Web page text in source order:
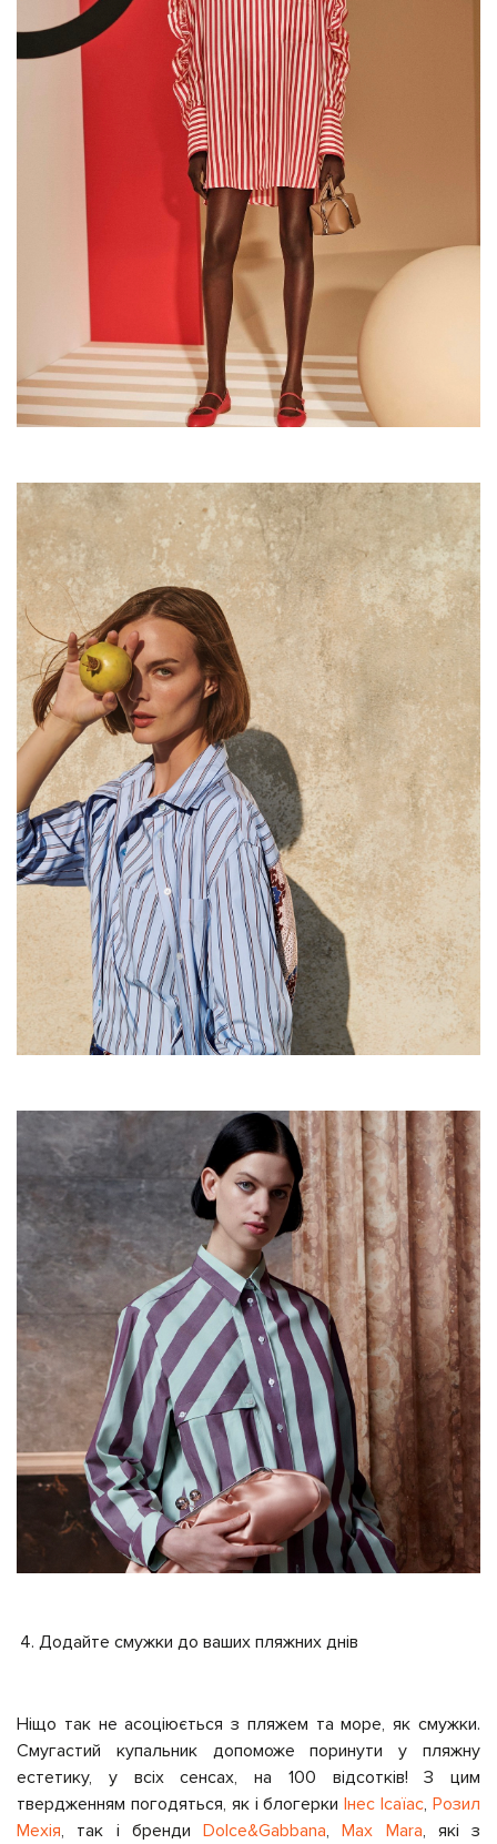
Додайте смужки до ваших пляжних днів
Ніщо так не асоціюється з пляжем та море, як смужки.
Смугастий купальник допоможе поринути у пляжну
естетику, у всіх сенсах, на 100 відсотків! З цим
твердженням погодяться, як і блогеркиІнес Ісаїас,Розил
Мехія, так і бренди Dolce&Gabbana,Max Mara, які з